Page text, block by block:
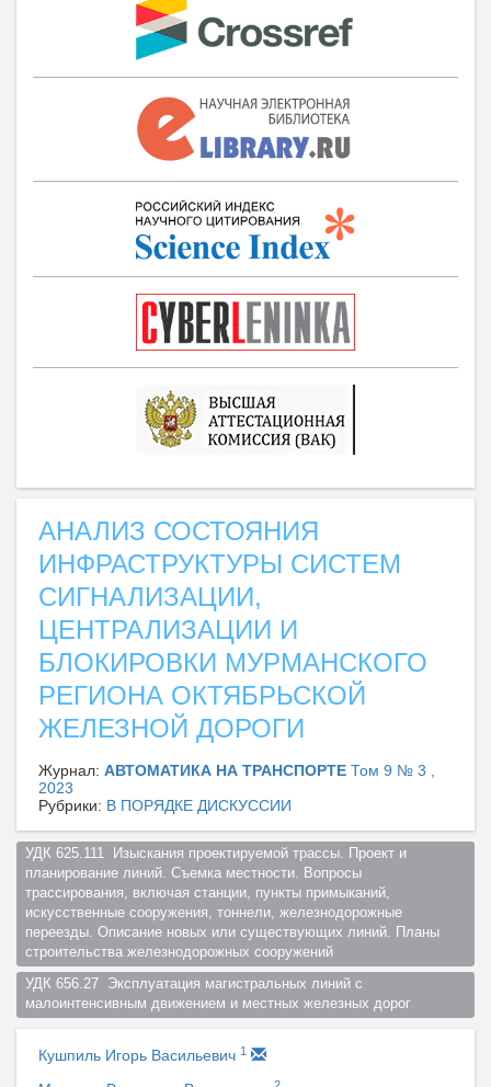
АНАЛИЗ СОСТОЯНИЯ
ИНФРАСТРУКТУРЫ СИСТЕМ
СИГНАЛИЗАЦИИ,
ЦЕНТРАЛИЗАЦИИ И
БЛОКИРОВКИ МУРМАНСКОГО
РЕГИОНА ОКТЯБРЬСКОЙ
ЖЕЛЕЗНОЙ ДОРОГИ
Журнал: АВТОМАТИКА НА ТРАНСПОРТЕ Том 9 № 3 ,
2023
Рубрики: В ПОРЯДКЕ ДИСКУССИИ
УДК 625.111  Изыскания проектируемой трассы. Проект и
планирование линий. Съемка местности. Вопросы
трассирования, включая станции, пункты примыканий,
искусственные сооружения, тоннели, железнодорожные
переезды. Описание новых или существующих линий. Планы
строительства железнодорожных сооружений
УДК 656.27  Эксплуатация магистральных линий с
малоинтенсивным движением и местных железных дорог
Кушпиль Игорь Васильевич 1